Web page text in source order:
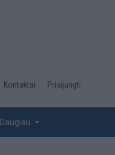
Kontaktai Prisijungti
Daugiau